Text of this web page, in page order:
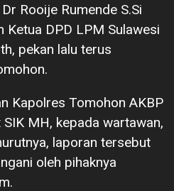
Rooije Rumende S.Si
Ketua DPD LPM Sulawesi
pekan lalu terus
Kapolres Tomohon AKBP
MH, kepada wartawan,
laporan tersebut
oleh pihaknya